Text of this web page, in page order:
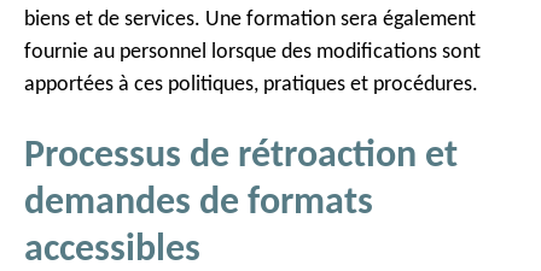
biens et de services. Une formation sera également
fournie au personnel lorsque des modifications sont
apportées à ces politiques, pratiques et procédures.
Processus de rétroaction et
demandes de formats
accessibles